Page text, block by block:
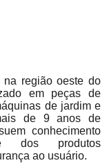
na região oeste do
em peças de
de jardim e
de 9 anos de
conhecimento
dos produtos
ao usuário.